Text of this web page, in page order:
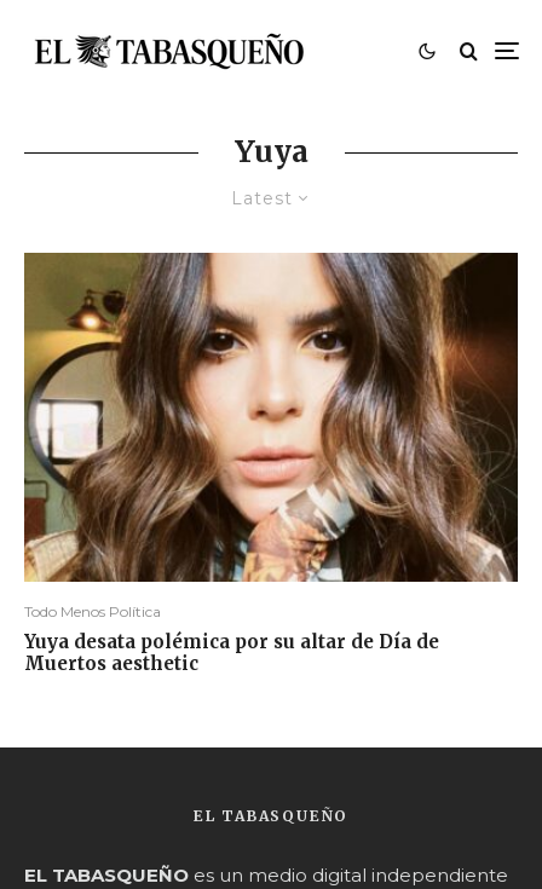
Yuya
Latest
Todo Menos Política
Yuya desata polémica por su altar de Día de
Muertos aesthetic
EL TABASQUEÑO
EL TABASQUEÑO es un medio digital independiente